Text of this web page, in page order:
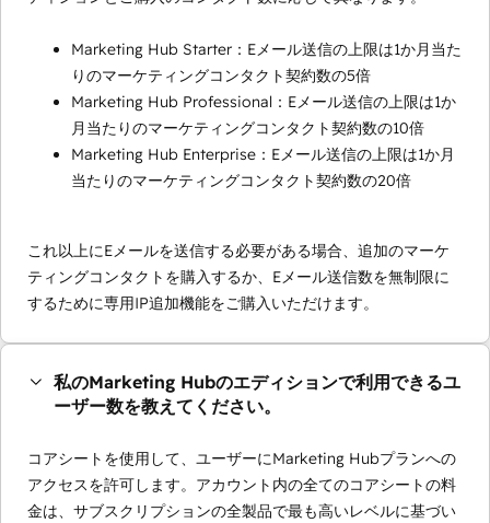
Marketing Hub Starter：Eメール送信の上限は1か月当た
りのマーケティングコンタクト契約数の5倍
Marketing Hub Professional：Eメール送信の上限は1か
月当たりのマーケティングコンタクト契約数の10倍
Marketing Hub Enterprise：Eメール送信の上限は1か月
当たりのマーケティングコンタクト契約数の20倍
これ以上にEメールを送信する必要がある場合、追加のマーケ
ティングコンタクトを購入するか、Eメール送信数を無制限に
するために専用IP追加機能をご購入いただけます。
私のMarketing Hubのエディションで利用できるユ
ーザー数を教えてください。
コアシートを使用して、ユーザーにMarketing Hubプランへの
アクセスを許可します。アカウント内の全てのコアシートの料
金は、サブスクリプションの全製品で最も高いレベルに基づい